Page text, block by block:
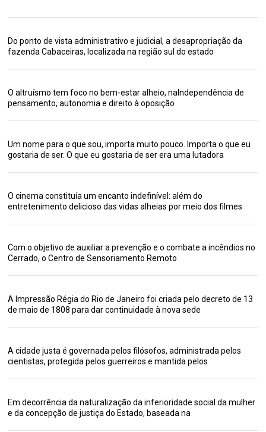
Do ponto de vista administrativo e judicial, a desapropriação da
fazenda Cabaceiras, localizada na região sul do estado
O altruísmo tem foco no bem-estar alheio, naIndependência de
pensamento, autonomia e direito à oposição
Um nome para o que sou, importa muito pouco. Importa o que eu
gostaria de ser. O que eu gostaria de ser era uma lutadora
O cinema constituía um encanto indefinível: além do
entretenimento delicioso das vidas alheias por meio dos filmes
Com o objetivo de auxiliar a prevenção e o combate a incêndios no
Cerrado, o Centro de Sensoriamento Remoto
A Impressão Régia do Rio de Janeiro foi criada pelo decreto de 13
de maio de 1808 para dar continuidade à nova sede
A cidade justa é governada pelos filósofos, administrada pelos
cientistas, protegida pelos guerreiros e mantida pelos
Em decorrência da naturalização da inferioridade social da mulher
e da concepção de justiça do Estado, baseada na